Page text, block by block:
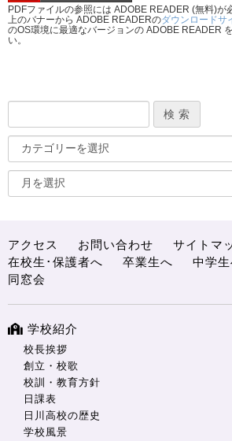
PDFファイルの参照には ADOBE READER (無料)が
上のバナーから ADOBE READERのダウンロードサ
のOS環境に最適なバージョンの ADOBE READER
い。
アクセス お問い合わせ
サイトマ
在校生･保護者へ
卒業生へ 中学
同窓会
学校紹介
校長挨拶
創立・校歌
校訓・教育方針
日課表
日川高校の歴史
学校風景